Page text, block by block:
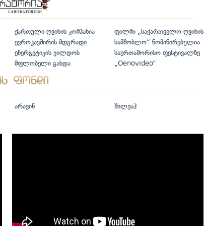
ქართული ღვინის კომპანია
ევროკავშირის მდგრადი
ენერგეტიკის ჯილდოს
მფლობელი გახდა
ფილმი „საქართველო ღვინის
სამშობლო“ ნომინირებულია
საერთაშორისო ფესტივალზე
„Oenovideo“
არავინ შილეაჰ